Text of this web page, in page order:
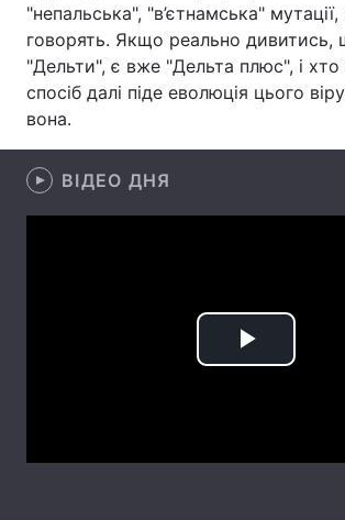
Вакансії
Контакти
Послуги
"непальська", "в’єтнамська"
говорять. Якщо реально дивитись,
"Дельти", є вже "Дельта плюс", і хто
спосіб далі піде еволюція цього
вона.
ВІДЕО ДНЯ
Play